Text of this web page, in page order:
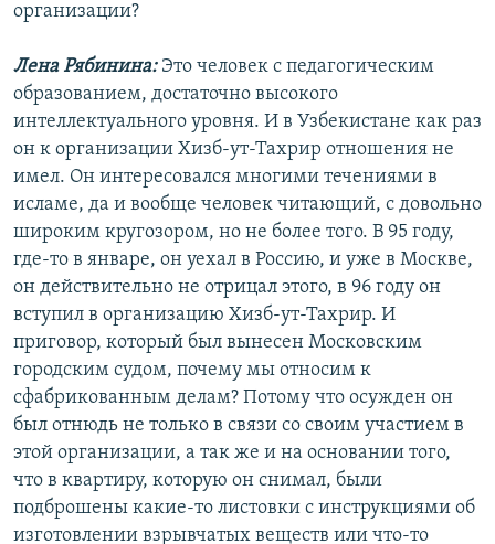
организации?
Лена Рябинина:Это человек с педагогическим
образованием, достаточно высокого
интеллектуального уровня. И в Узбекистане как раз
он к организации Хизб-ут-Тахрир отношения не
имел. Он интересовался многими течениями в
исламе, да и вообще человек читающий, с довольно
широким кругозором, но не более того. В 95 году,
где-то в январе, он уехал в Россию, и уже в Москве,
он действительно не отрицал этого, в 96 году он
вступил в организацию Хизб-ут-Тахрир. И
приговор, который был вынесен Московским
городским судом, почему мы относим к
сфабрикованным делам? Потому что осужден он
был отнюдь не только в связи со своим участием в
этой организации, а так же и на основании того,
что в квартиру, которую он снимал, были
подброшены какие-то листовки с инструкциями об
изготовлении взрывчатых веществ или что-то